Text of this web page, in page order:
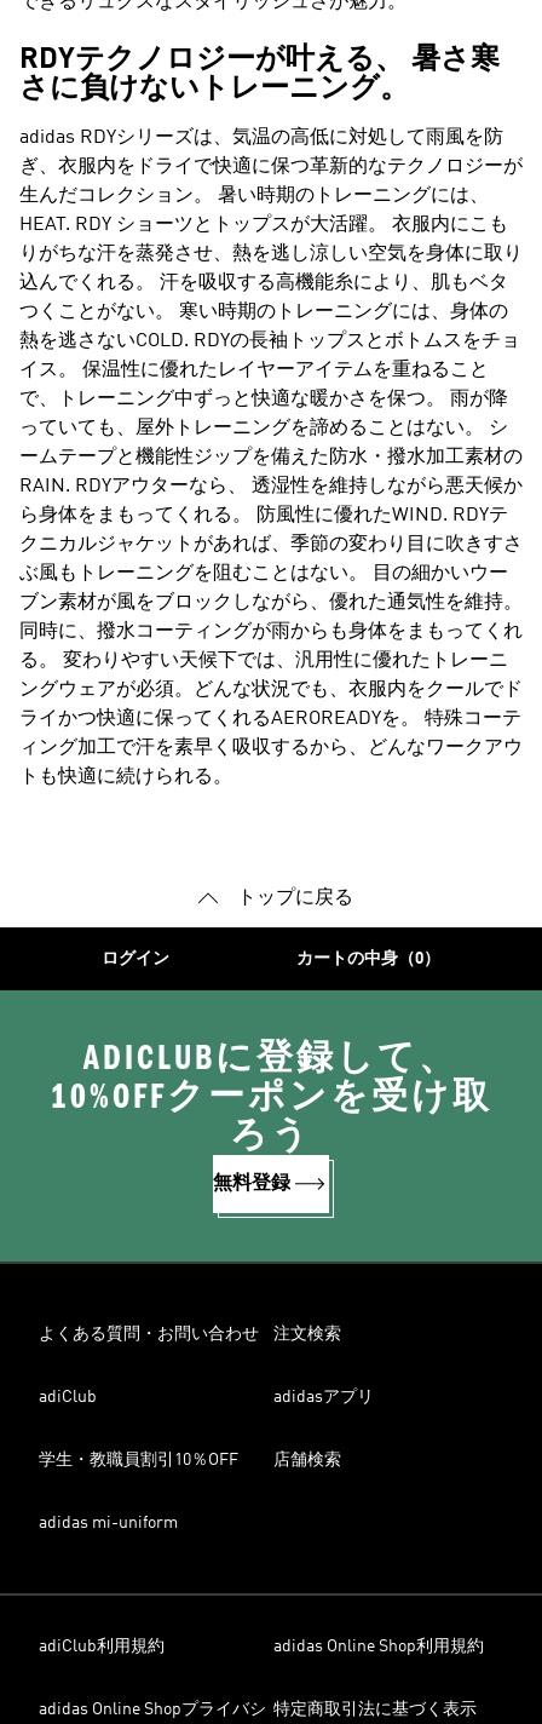
RDYテクノロジーが叶える、 暑さ寒
さに負けないトレーニング。
adidas RDYシリーズは、気温の高低に対処して雨風を防
ぎ、衣服内をドライで快適に保つ革新的なテクノロジーが
生んだコレクション。 暑い時期のトレーニングには、
HEAT. RDY ショーツとトップスが大活躍。 衣服内にこも
りがちな汗を蒸発させ、熱を逃し涼しい空気を身体に取り
込んでくれる。 汗を吸収する高機能糸により、肌もベタ
つくことがない。 寒い時期のトレーニングには、身体の
熱を逃さないCOLD. RDYの長袖トップスとボトムスをチョ
イス。 保温性に優れたレイヤーアイテムを重ねること
で、トレーニング中ずっと快適な暖かさを保つ。 雨が降
っていても、屋外トレーニングを諦めることはない。 シ
ームテープと機能性ジップを備えた防水・撥水加工素材の
RAIN. RDYアウターなら、 透湿性を維持しながら悪天候か
ら身体をまもってくれる。 防風性に優れたWIND. RDYテ
クニカルジャケットがあれば、季節の変わり目に吹きすさ
ぶ風もトレーニングを阻むことはない。 目の細かいウー
ブン素材が風をブロックしながら、優れた通気性を維持。
同時に、撥水コーティングが雨からも身体をまもってくれ
る。 変わりやすい天候下では、汎用性に優れたトレーニ
ングウェアが必須。どんな状況でも、衣服内をクールでド
ライかつ快適に保ってくれるAEROREADYを。 特殊コーテ
ィング加工で汗を素早く吸収するから、どんなワークアウ
トも快適に続けられる。
トップに戻る
ログイン カートの中身（0）
ADICLUBに登録して、
10%OFFクーポンを受け取
ろう
無料登録
よくある質問・お問い合わせ 注文検索
adiClub adidasアプリ
学生・教職員割引10％OFF 店舗検索
adidas mi-uniform
adiClub利用規約 adidas Online Shop利用規約
adidas Online Shopプライバシ 特定商取引法に基づく表示